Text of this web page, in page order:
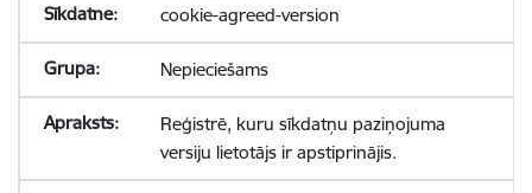
cookie-agreed-version
Nepieciešams
Reģistrē, kuru sīkdatņu paziņojuma
versiju lietotājs ir apstiprinājis.